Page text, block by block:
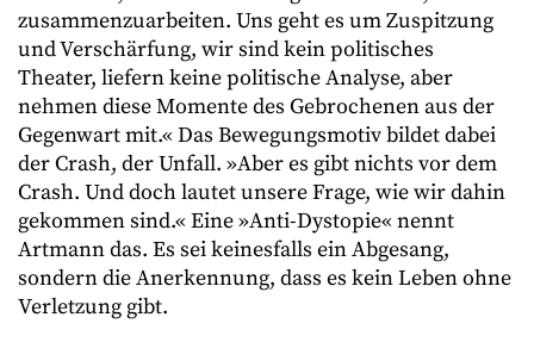
zusammenzuarbeiten. Uns geht es um Zuspitzung
und Verschärfung, wir sind kein politisches
Theater, liefern keine politische Analyse, aber
nehmen diese Momente des Gebrochenen aus der
Gegenwart mit.« Das Bewegungsmotiv bildet dabei
der Crash, der Unfall. »Aber es gibt nichts vor dem
Crash. Und doch lautet unsere Frage, wie wir dahin
gekommen sind.« Eine »Anti-Dystopie« nennt
Artmann das. Es sei keinesfalls ein Abgesang,
sondern die Anerkennung, dass es kein Leben ohne
Verletzung gibt.